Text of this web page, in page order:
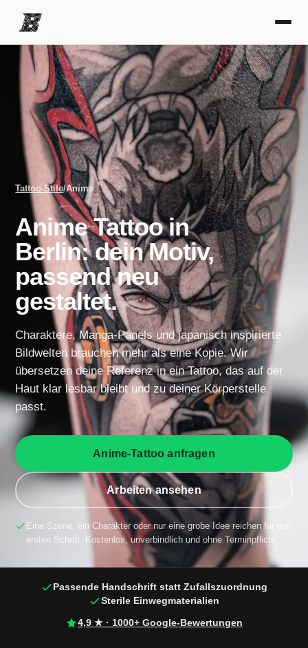
Tattoo-Stile/Anime
Anime Tattoo in
Berlin: dein Motiv,
passend neu
gestaltet.
Charaktere, Manga-Panels und japanisch inspirierte
Bildwelten brauchen mehr als eine Kopie. Wir
übersetzen deine Referenz in ein Tattoo, das auf der
Haut klar lesbar bleibt und zu deiner Körperstelle
passt.
Anime-Tattoo anfragen
Arbeiten ansehen
Eine Szene, ein Charakter oder nur eine grobe Idee reichen für den
ersten Schritt. Kostenlos, unverbindlich und ohne Terminpflicht.
Passende Handschrift statt Zufallszuordnung
Sterile Einwegmaterialien
4,9 ★ · 1000+ Google-Bewertungen